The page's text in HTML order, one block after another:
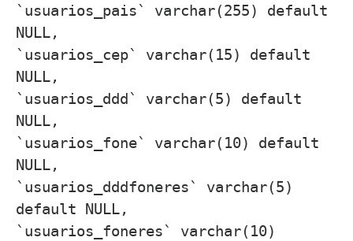
`usuarios_pais` varchar(255) default
NULL,
`usuarios_cep` varchar(15) default
NULL,
`usuarios_ddd` varchar(5) default
NULL,
`usuarios_fone` varchar(10) default
NULL,
`usuarios_dddfoneres` varchar(5)
default NULL,
`usuarios_foneres` varchar(10)